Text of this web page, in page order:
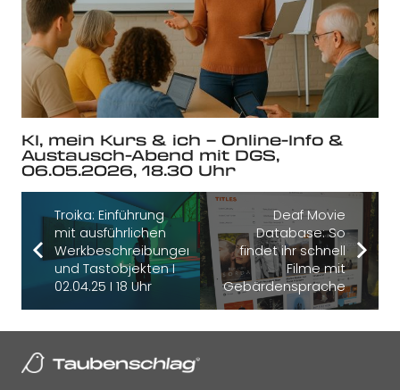
KI, mein Kurs & ich – Online-Info &
Austausch-Abend mit DGS,
06.05.2026, 18.30 Uhr
Troika: Einführung
mit ausführlichen
Werkbeschreibungen
und Tastobjekten I
02.04.25 I 18 Uhr
Deaf Movie
Database: So
findet ihr schnell
Filme mit
Gebärdensprache